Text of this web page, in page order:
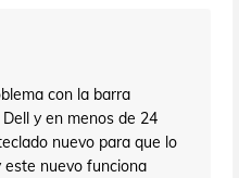
con la barra
y en menos de 24
nuevo para que lo
este nuevo funciona